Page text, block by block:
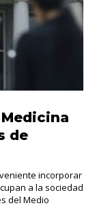
de
incorporar
a la sociedad
del Medio